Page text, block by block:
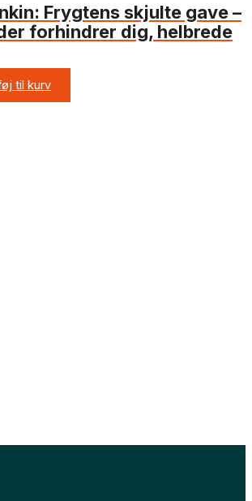
Frygtens skjulte gave –
forhindrer dig, helbrede
til kurv